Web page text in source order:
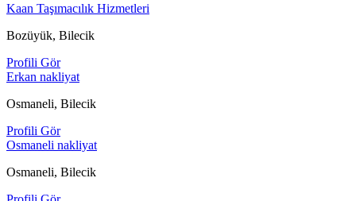
Kaan Taşımacılık Hizmetleri
Bozüyük, Bilecik
Profili Gör
Erkan nakliyat
Osmaneli, Bilecik
Profili Gör
Osmaneli nakliyat
Osmaneli, Bilecik